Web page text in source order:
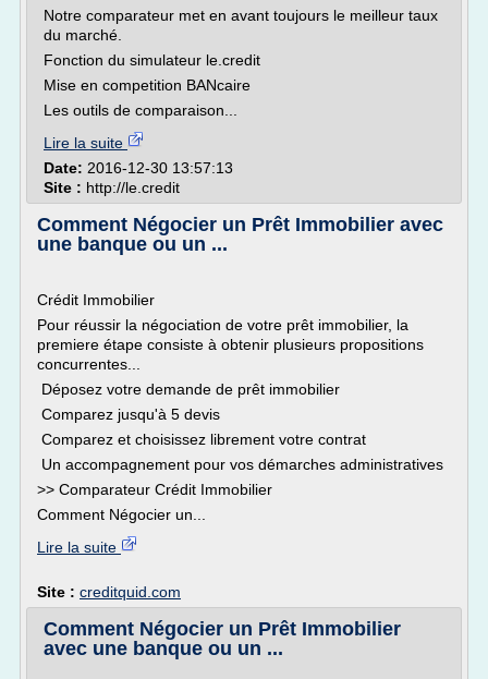
Notre comparateur met en avant toujours le meilleur taux
du marché.
Fonction du simulateur le.credit
Mise en competition BANcaire
Les outils de comparaison...
Lire la suite
Date: 2016-12-30 13:57:13
Site : http://le.credit
Comment Négocier un Prêt Immobilier avec
une banque ou un ...
Crédit Immobilier
Pour réussir la négociation de votre prêt immobilier, la
premiere étape consiste à obtenir plusieurs propositions
concurrentes...
Déposez votre demande de prêt immobilier
Comparez jusqu'à 5 devis
Comparez et choisissez librement votre contrat
Un accompagnement pour vos démarches administratives
>> Comparateur Crédit Immobilier
Comment Négocier un...
Lire la suite
Site : creditquid.com
Comment Négocier un Prêt Immobilier
avec une banque ou un ...